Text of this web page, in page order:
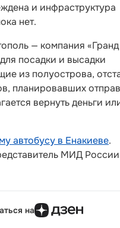
и инфраструктура
нет.
— компания «Гранд
посадки и высадки
из полуострова,
планировавших
вернуть деньги
автобусу в Енакиеве.
МИД России
на